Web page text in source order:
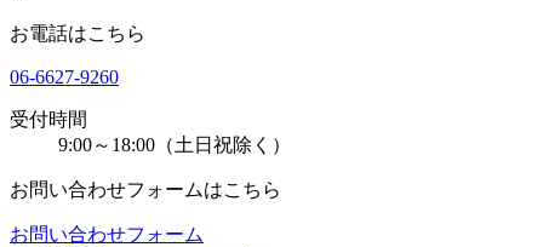
お電話はこちら
06-6627-9260
受付時間
9:00～18:00（土日祝除く）
お問い合わせフォームはこちら
お問い合わせフォーム